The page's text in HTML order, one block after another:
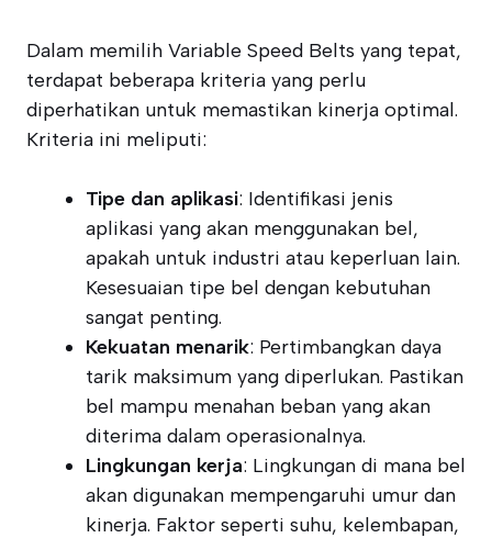
Dalam memilih Variable Speed Belts yang tepat,
terdapat beberapa kriteria yang perlu
diperhatikan untuk memastikan kinerja optimal.
Kriteria ini meliputi:
Tipe dan aplikasi: Identifikasi jenis
aplikasi yang akan menggunakan bel,
apakah untuk industri atau keperluan lain.
Kesesuaian tipe bel dengan kebutuhan
sangat penting.
Kekuatan menarik: Pertimbangkan daya
tarik maksimum yang diperlukan. Pastikan
bel mampu menahan beban yang akan
diterima dalam operasionalnya.
Lingkungan kerja: Lingkungan di mana bel
akan digunakan mempengaruhi umur dan
kinerja. Faktor seperti suhu, kelembapan,